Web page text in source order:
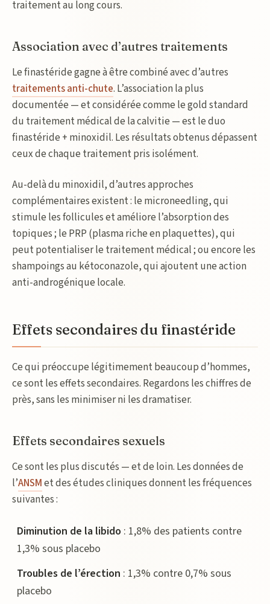
traitement au long cours.
Association avec d’autres traitements
Le finastéride gagne à être combiné avec d’autres
traitements anti-chute. L’association la plus
documentée — et considérée comme le gold standard
du traitement médical de la calvitie — est le duo
finastéride + minoxidil. Les résultats obtenus dépassent
ceux de chaque traitement pris isolément.
Au-delà du minoxidil, d’autres approches
complémentaires existent : le microneedling, qui
stimule les follicules et améliore l’absorption des
topiques ; le PRP (plasma riche en plaquettes), qui
peut potentialiser le traitement médical ; ou encore les
shampoings au kétoconazole, qui ajoutent une action
anti-androgénique locale.
Effets secondaires du finastéride
Ce qui préoccupe légitimement beaucoup d’hommes,
ce sont les effets secondaires. Regardons les chiffres de
près, sans les minimiser ni les dramatiser.
Effets secondaires sexuels
Ce sont les plus discutés — et de loin. Les données de
l’ANSMet des études cliniques donnent les fréquences
suivantes :
Diminution de la libido : 1,8% des patients contre
1,3% sous placebo
Troubles de l’érection : 1,3% contre 0,7% sous
placebo